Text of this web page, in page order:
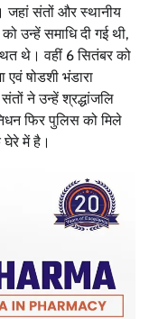
जहां संतों और स्थानीय
उन्हें समाधि दी गई थी,
थे। वहीं 6 सितंबर को
एवं षोडशी भंडारा
ने उन्हें श्रद्धांजलि
फिर पुलिस को मिले
घेरे में है।